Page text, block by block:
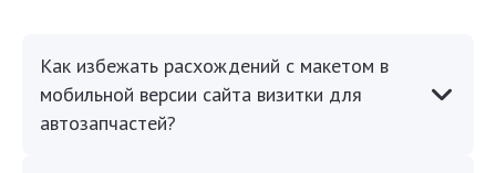
Как избежать расхождений с макетом в
мобильной версии сайта визитки для
автозапчастей?